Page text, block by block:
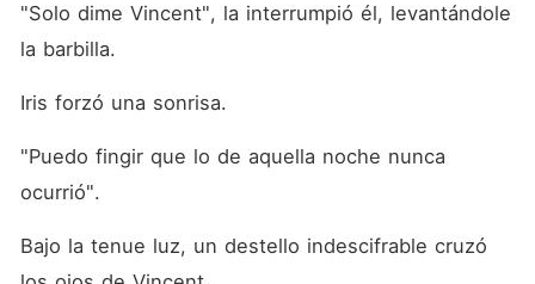
"Solo dime Vincent", la interrumpió él, levantándole
la barbilla.
Iris forzó una sonrisa.
"Puedo fingir que lo de aquella noche nunca
ocurrió".
Bajo la tenue luz, un destello indescifrable cruzó